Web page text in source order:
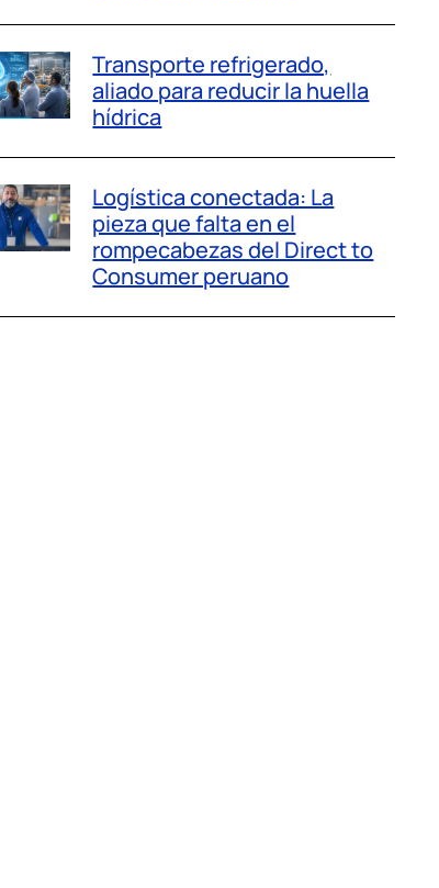
Transporte refrigerado,
aliado para reducir la huella
hídrica
Logística conectada: La
pieza que falta en el
rompecabezas del Direct to
Consumer peruano